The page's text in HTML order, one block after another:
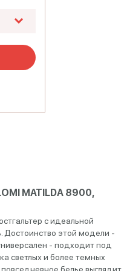
MATILDA 8900,
с идеальной
этой модели -
- подходит под
светлых и более темных